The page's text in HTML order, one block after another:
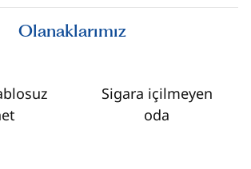
Olanaklarımız
Sigara içilmeyen
oda